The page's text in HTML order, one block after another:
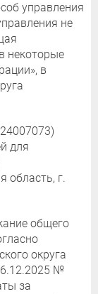
управления
не
некоторые
в
для
область, г.
общего
округа
№
за